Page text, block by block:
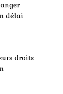
délai
droits